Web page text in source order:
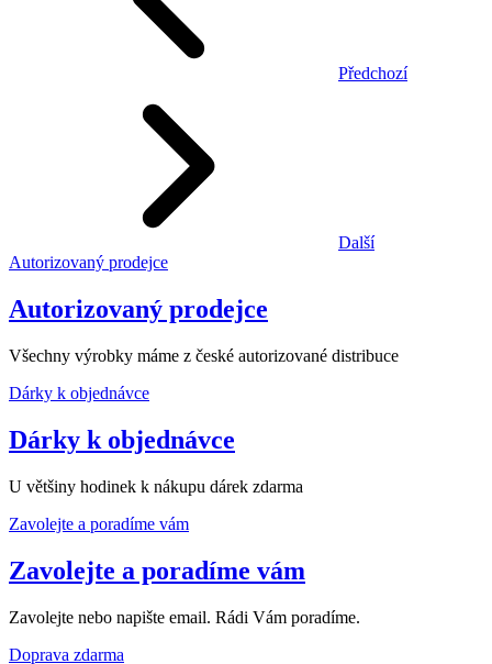
Předchozí
Další
Autorizovaný prodejce
Autorizovaný prodejce
Všechny výrobky máme z české autorizované distribuce
Dárky k objednávce
Dárky k objednávce
U většiny hodinek k nákupu dárek zdarma
Zavolejte a poradíme vám
Zavolejte a poradíme vám
Zavolejte nebo napište email. Rádi Vám poradíme.
Doprava zdarma